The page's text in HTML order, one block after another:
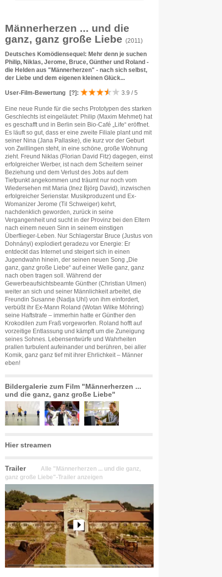
Männerherzen ... und die
ganz, ganz große Liebe (2011)
Deutsches Komödiensequel: Mehr denn je suchen
Philip, Niklas, Jerome, Bruce, Günther und Roland -
die Helden aus "Männerherzen" - nach sich selbst,
der Liebe und dem eigenen kleinen Glück...
User-Film-Bewertung [?] : 3.9 / 5
Eine neue Runde für die sechs Prototypen des starken
Geschlechts ist eingeläutet: Philip (Maxim Mehmet) hat
es geschafft und in Berlin sein Bio-Café „Life“ eröffnet.
Es läuft so gut, dass er eine zweite Filiale plant und mit
seiner Nina (Jana Pallaske), die kurz vor der Geburt
von Zwillingen steht, in eine schöne, große Wohnung
zieht. Freund Niklas (Florian David Fitz) dagegen, einst
erfolgreicher Werber, ist nach dem Scheitern seiner
Beziehung und dem Verlust des Jobs auf dem
Tiefpunkt angekommen und träumt nur noch vom
Wiedersehen mit Maria (Inez Björg David), inzwischen
erfolgreicher Serienstar. Musikproduzent und Ex-
Womanizer Jerome (Til Schweiger) kehrt,
nachdenklich geworden, zurück in seine
Vergangenheit und sucht in der Provinz bei den Eltern
nach einem neuen Sinn in seinem einstigen
Überflieger-Leben. Nur Schlagerstar Bruce (Justus von
Dohnányi) explodiert geradezu vor Energie: Er
entdeckt das Internet und steigert sich in einen
Jugendwahn hinein, der seinen neuen Song „Die
ganz, ganz große Liebe“ auf einer Welle ganz, ganz
nach oben tragen soll. Während der
Gewerbeaufsichtsbeamte Günther (Christian Ulmen)
weiter an sich und seiner Männlichkeit arbeitet, die
Freundin Susanne (Nadja Uhl) von ihm einfordert,
verbüßt ihr Ex-Mann Roland (Wotan Wilke Möhring)
seine Haftstrafe – immerhin hatte er Günther den
Krokodilen zum Fraß vorgeworfen. Roland hofft auf
vorzeitige Entlassung und kämpft um die Zuneigung
seines Sohnes. Lebensentwürfe und Wahrheiten
prallen turbulent aufeinander und berühren, bei aller
Komik, ganz ganz tief mit ihrer Ehrlichkeit – Männer
eben!
Bildergalerie zum Film "Männerherzen ...
und die ganz, ganz große Liebe"
Hier streamen
Trailer
Alle "Männerherzen ... und die ganz,
ganz große Liebe"-Trailer anzeigen